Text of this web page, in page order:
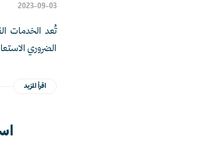
2023-09-03
تُعد الخدمات
الضروري
اقرأ المزيد